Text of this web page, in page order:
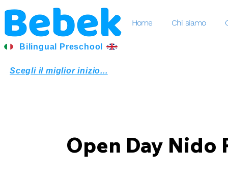
Bilingual Preschool
Scegli il miglior inizio...
Home Chi siamo
Open Day Nido